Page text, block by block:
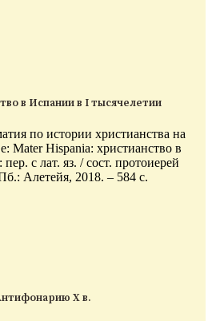
в Испании в I тысячелетии
по истории христианства на
Mater Hispania: христианство в
с лат. яз. / сост. протоиерей
Алетейя, 2018. – 584 с.
X в.